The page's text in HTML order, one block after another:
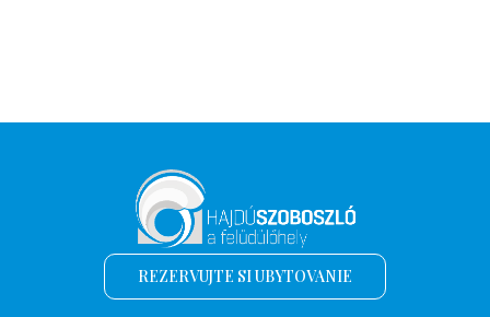
REZERVUJTE SI UBYTOVANIE